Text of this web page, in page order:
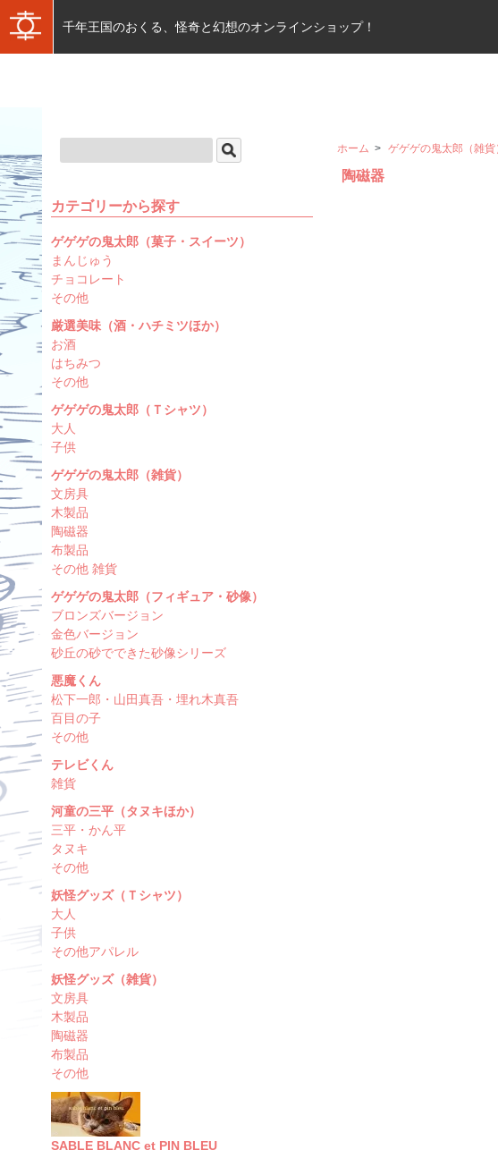
千年王国のおくる、怪奇と幻想のオンラインショップ！
ホーム > ゲゲゲの鬼太郎（雑貨
陶磁器
カテゴリーから探す
ゲゲゲの鬼太郎（菓子・スイーツ）
まんじゅう
チョコレート
その他
厳選美味（酒・ハチミツほか）
お酒
はちみつ
その他
ゲゲゲの鬼太郎（Ｔシャツ）
大人
子供
ゲゲゲの鬼太郎（雑貨）
文房具
木製品
陶磁器
布製品
その他 雑貨
ゲゲゲの鬼太郎（フィギュア・砂像）
ブロンズバージョン
金色バージョン
砂丘の砂でできた砂像シリーズ
悪魔くん
松下一郎・山田真吾・埋れ木真吾
百目の子
その他
テレビくん
雑貨
河童の三平（タヌキほか）
三平・かん平
タヌキ
その他
妖怪グッズ（Ｔシャツ）
大人
子供
その他アパレル
妖怪グッズ（雑貨）
文房具
木製品
陶磁器
布製品
その他
SABLE BLANC et PIN BLEU